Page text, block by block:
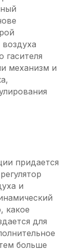
механизм и
придается
и
какое
для
больше